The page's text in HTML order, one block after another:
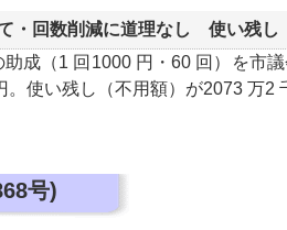
・回数削減に道理なし 使い残し
成（1 回1000 円・60 回）を市
。使い残し（不用額）が2073 万
号)